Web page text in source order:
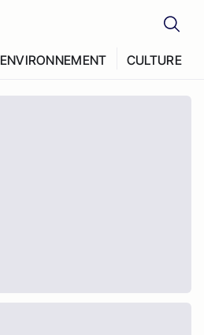
ENVIRONNEMENT CULTURE